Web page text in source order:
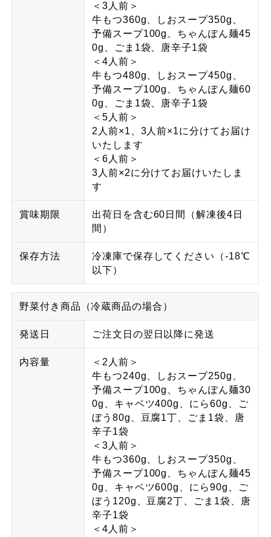
＜3人前＞
牛もつ360g、しおスープ350g、
予備スープ100g、ちゃんぽん麺45
0g、ごま1袋、唐辛子1袋
＜4人前＞
牛もつ480g、しおスープ450g、
予備スープ100g、ちゃんぽん麺60
0g、ごま1袋、唐辛子1袋
＜5人前＞
2人前×1、3人前×1に分けてお届け
いたします
＜6人前＞
3人前×2に分けてお届けいたしま
す
賞味期限
出荷日を含む60日間（解凍後4日
間）
保存方法
冷凍庫で保存してください（-18℃
以下）
野菜付き商品（冷蔵商品の場合）
発送日 ご注文日の翌日以降に発送
内容量
＜2人前＞
牛もつ240g、しおスープ250g、
予備スープ100g、ちゃんぽん麺30
0g、キャベツ400g、にら60g、ご
ぼう80g、豆腐1丁、ごま1袋、唐
辛子1袋
＜3人前＞
牛もつ360g、しおスープ350g、
予備スープ100g、ちゃんぽん麺45
0g、キャベツ600g、にら90g、ご
ぼう120g、豆腐2丁、ごま1袋、唐
辛子1袋
＜4人前＞